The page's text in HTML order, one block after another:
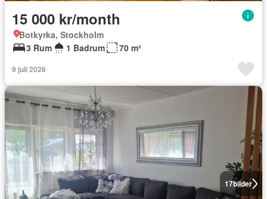
15 000 kr/month
Botkyrka, Stockholm
3 Rum
1 Badrum 70 m²
9 juli 2026
17bilder